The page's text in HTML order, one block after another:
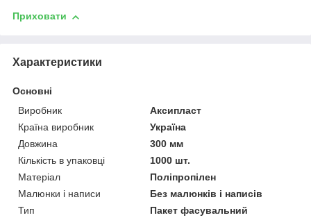
Приховати
Характеристики
Основні
Виробник
Аксипласт
Країна виробник
Україна
Довжина
300 мм
Кількість в упаковці
1000 шт.
Матеріал
Поліпропілен
Малюнки і написи
Без малюнків і написів
Тип
Пакет фасувальний